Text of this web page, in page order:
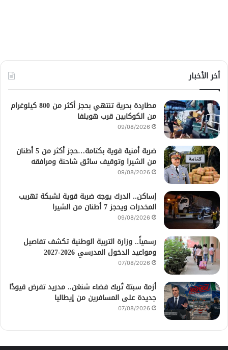
أخر الأخبار
مطاردة بحرية تنتهي بحجز أكثر من 800 كيلوغرام
من الكوكايين قرب هويلفا
09/08/2026
ضربة أمنية قوية بكتامة…حجز أكثر من 5 أطنان
من الشيرا وتوقيف سائق شاحنة ومرافقه
09/08/2026
إساكن.. الدرك يوجه ضربة قوية لشبكة تهريب
المخدرات ويحجز 7 أطنان من الشيرا
09/08/2026
رسمياً.. وزارة التربية الوطنية تكشف تفاصيل
ومواعيد الدخول المدرسي 2026-2027
07/08/2026
أزمة سبتة تُربك فضاء شنغن.. مدريد تفرض قيودًا
جديدة على المسافرين من إيطاليا
07/08/2026